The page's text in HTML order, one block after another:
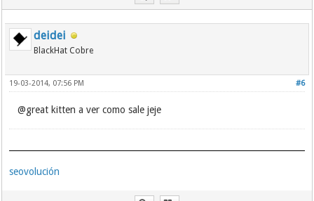
deidei
BlackHat Cobre
#6
19-03-2014, 07:56 PM
@great kitten a ver como sale jeje
seovolución